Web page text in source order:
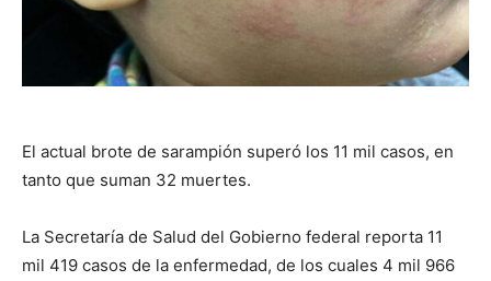
El actual brote de sarampión superó los 11 mil casos, en
tanto que suman 32 muertes.
La Secretaría de Salud del Gobierno federal reporta 11
mil 419 casos de la enfermedad, de los cuales 4 mil 966